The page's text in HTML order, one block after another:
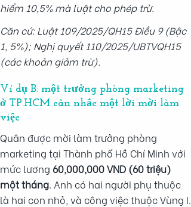
hiểm 10,5% mà luật cho phép trừ.
Căn cứ: Luật 109/2025/QH15 Điều 9 (Bậc
1, 5%); Nghị quyết 110/2025/UBTVQH15
(các khoản giảm trừ).
Ví dụ B: một trưởng phòng marketing
ở TP.HCM cân nhắc một lời mời làm
việc
Quân được mời làm trưởng phòng
marketing tại Thành phố Hồ Chí Minh với
mức lương 60,000,000 VND (60 triệu)
một tháng. Anh có hai người phụ thuộc
là hai con nhỏ, và công việc thuộc Vùng I.